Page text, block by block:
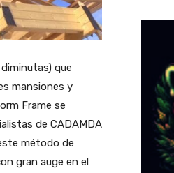
que
mansiones y
Frame se
de CADAMDA
método de
gran auge en el